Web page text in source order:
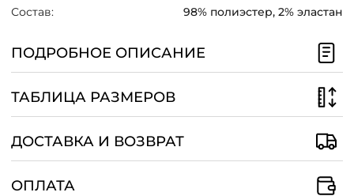
Состав:
98% полиэстер, 2% эластан
ПОДРОБНОЕ ОПИСАНИЕ
ТАБЛИЦА РАЗМЕРОВ
ДОСТАВКА И ВОЗВРАТ
ОПЛАТА